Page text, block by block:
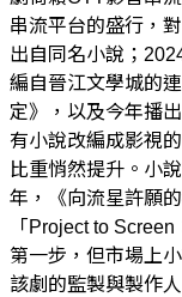
串流平台的盛行，
出自同名小說；
編自晉江文學城的
定》，以及今年播
有小說改編成影視
比重悄然提升。小
年，《向流星許願
「Project to
第一步，但市場上
該劇的監製與製作